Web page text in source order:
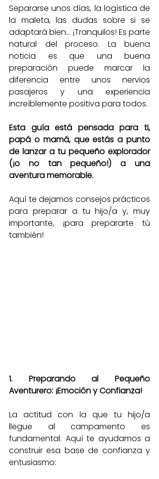
Separarse unos días, la logística de
la maleta, las dudas sobre si se
adaptará bien... ¡Tranquilos! Es parte
natural del proceso. La buena
noticia es que una buena
preparación puede marcar la
diferencia entre unos nervios
pasajeros y una experiencia
increíblemente positiva para todos.
Esta guía está pensada para ti,
papá o mamá, que estás a punto
de lanzar a tu pequeño explorador
(¡o no tan pequeño!) a una
aventura memorable.
Aquí te dejamos consejos prácticos
para preparar a tu hijo/a y, muy
importante, ¡para prepararte tú
también!
1. Preparando al Pequeño
Aventurero: ¡Emoción y Confianza!
La actitud con la que tu hijo/a
llegue al campamento es
fundamental. Aquí te ayudamos a
construir esa base de confianza y
entusiasmo: